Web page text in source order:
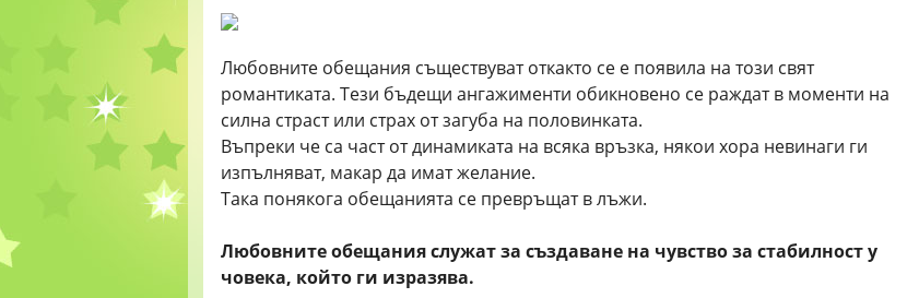
Любовните обещания съществуват откакто се е появила на този свят
романтиката. Тези бъдещи ангажименти обикновено се раждат в моменти на
силна страст или страх от загуба на половинката.
Въпреки че са част от динамиката на всяка връзка, някои хора невинаги ги
изпълняват, макар да имат желание.
Така понякога обещанията се превръщат в лъжи.
Любовните обещания служат за създаване на чувство за стабилност у
човека, който ги изразява.